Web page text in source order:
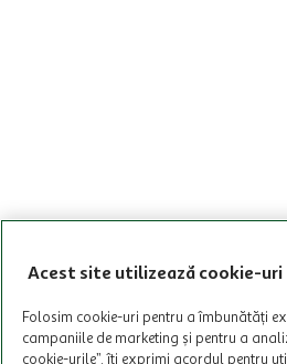
Acest site utilizează cookie-uri
Folosim cookie-uri pentru a îmbunătăți
campaniile de marketing și pentru a
cookie-urile”, îți exprimi acordul pentru